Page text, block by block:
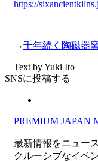
https://
→千年続く陶磁器
Text by Yuki Ito
SNSに投稿する
PREMIUM JAPAN
最新情報をニュー
クルーシブなイベ